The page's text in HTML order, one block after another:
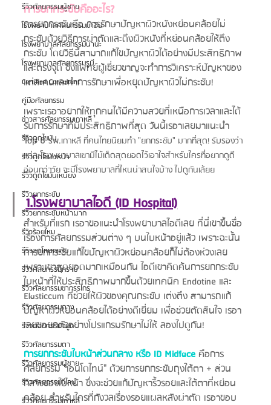
รีวิวศัลยกรรมผู้ชาย
โรงพยาบาลศัลยกรรมมาอิน
โรงพยาบาลศัลยกรรมนานะ
โรงพยาบาลศัลยกรรมรูบี
Certified Consultant
คู่มือศัลยกรรม
ข่าวสารศัลยกรรมเกาหลี
รีวิวดูดไขมัน
รีวิวดูดไขมันหน้า
รีวิวดูดไขมันเหนียง
รีวิวยกกระชับ
รีวิวยกกระชับหน้าผาก
รีวิวร้อยไหม
รีวิวลดโหนกแก้ม
รีวิวศัลยกรรมกราม
รีวิวศัลยกรรมขากรรไกร
รีวิวศัลยกรรมคาง
รีวิวศัลยกรรมจมูก
รีวิวศัลยกรรมตา
รีวิวศัลยกรรมผู้ชาย
รีวิวศัลยกรรมวีไลน์
รีวิวศัลยกรรมเกาหลี
การยกกระชับคืออะไร?
การยกกระชับคือ การรักษาปัญหาผิวหนังหย่อนคล้อยไม่
กระชับด้วยวิธีการผ่าตัดและดึงผิวหนังที่หย่อนคล้อยให้ตึง
กระชับ โดยวิธีนี้สามาถแก้ไขปัญหาผิวได้อย่างมีประสิทธิภาพ
และตรงจุด ซึ่งแพทย์ผู้เชี่ยวชาญจะทำการวิเคราะห์ปัญหาของ
แต่ละคนและทำการรักษาเพื่อหยุดปัญหาผิวไม่กระชับ!
เพราะเรอาอยากให้ทุกคนได้มีความสวยที่เหนือการเวลาและได้
รับการรักษาที่มีประสิทธิภาพที่สุด วันนี้เรอาเลยมาแนะนำ
Top 6 รพ.เกาหลี ที่คนไทยนิยมทำ "ยกกระชับ" มากที่สุด! รับรองว่า
แต่ละโรงพยาบาลเขามีไม้เด็ดสุดยอดไว้เอาใจสำหรับใครที่อยากดูดี
อ่อนกว่าวัย จะมีโรงพยาบาลที่ไหนน่าสนใจบ้าง ไปดูกันเล้ยย
1.โรงพยาบาลไอดี (ID Hospital)
สำหรับที่แรก เรอาขอแนะนำโรงพยาบาลไอดีเลย ที่นี่เขาขึ้นชื่อ
เรื่องการศัลยกรรมส่วนต่าง ๆ บนใบหน้าอยู่แล้ว เพราะฉะนั้น
การยกกระชับแก้ไขปัญหาผิวหย่อนคล้อยก็ไม่ต้องห่วงเลย
เพราะเขาสุดยอดมากเหมือนกัน ไอดีเขาคิดค้นการยกกระชับ
ใบหน้าที่ให้ประสิทธิภาพมากขึ้นด้วยเทคนิค Endotine และ
Elasticcum ที่ช่วยให้ผิวของคุณกระชับ เต่งตึง สามารถแก้
ปัญหาผิวหย่อนคล้อยได้อย่างดีเยี่ยม เพื่อช่วยตัดสินใจ เรอา
เลยขอยกตัวอย่างโปรแกรมรักษาไม่ให้ ลองไปดูกัน!
การยกกระชับใบหน้าส่วนกลาง หรือ ID Midface คือการ
ศัลยกรรม "เอนโดไทน์" ด้วยการยกกระชับถุงใต้ตา + ส่วน
กลางของใบหน้า ซึ่งจะช่วยแก้ปัญหาริ้วรอยและใต้ตาที่หย่อน
คล้อย สำหรับใครที่กังวลเรื่องรอยแผลหลังผ่าตัด เรอาขอบ